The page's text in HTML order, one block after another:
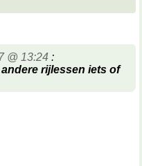
@ 13:24 :
rijlessen iets of